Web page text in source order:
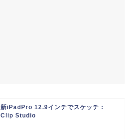
新iPadPro 12.9インチでスケッチ：
Clip Studio